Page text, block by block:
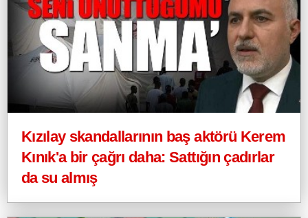
Kızılay skandallarının baş aktörü Kerem
Kınık'a bir çağrı daha: Sattığın çadırlar
da su almış